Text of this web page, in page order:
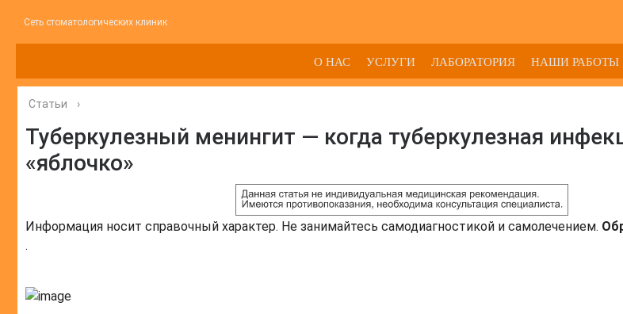
Сеть стоматологических клиник
О НАС УСЛУГИ ЛАБОРАТОРИЯ НАШИ РАБОТЫ
Статьи ›
Туберкулезный менингит — когда туберкулезная
«яблочко»
Информация носит справочный характер. Не занимайтесь самодиагностикой и самолечением.
.